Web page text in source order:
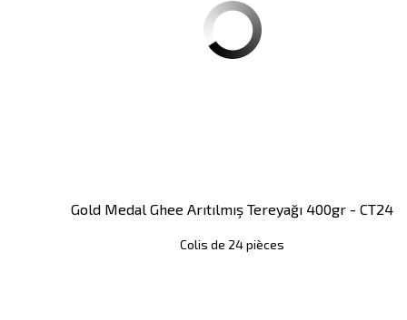
Gold Medal Ghee Arıtılmış Tereyağı 400gr - CT24
Colis de 24 pièces